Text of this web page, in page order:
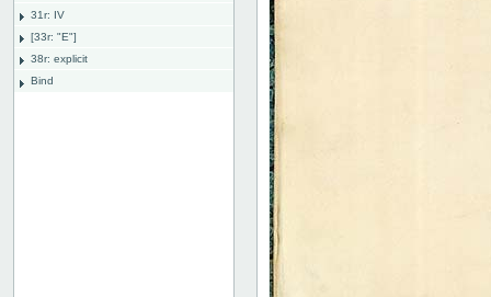
31r: IV
[33r: "E"]
38r: explicit
Bind